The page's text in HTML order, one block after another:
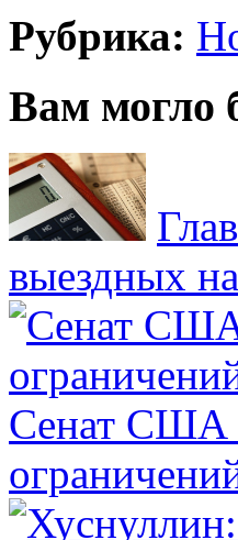
Рубрика:
Вам могло
выездных
Сенат США